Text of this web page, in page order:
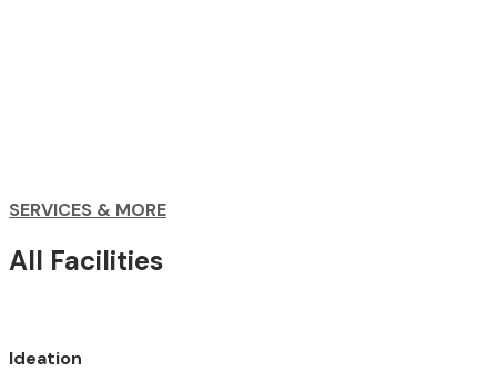
SERVICES & MORE
All Facilities
Ideation